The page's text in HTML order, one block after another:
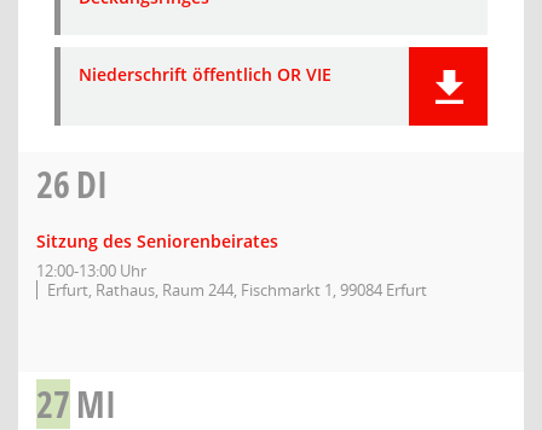
Niederschrift öffentlich OR VIE
26DI
Sitzung des Seniorenbeirates
12:00-13:00 Uhr
Erfurt, Rathaus, Raum 244, Fischmarkt 1, 99084 Erfurt
27MI